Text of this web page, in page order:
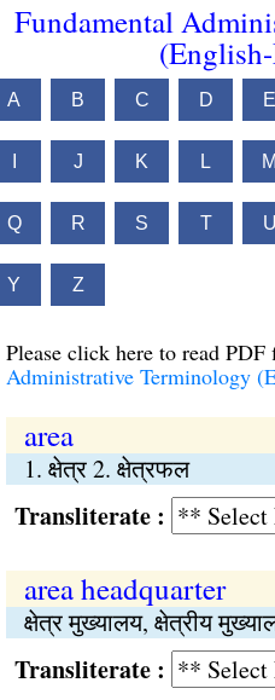
Fundamental
A B C D E
J K L M
Q R S T U
Y Z
Please click here to read PDF
Administrative Terminology
area
1. क्षेत्र 2. क्षेत्रफल
:
area headquarter
क्षेत्र मुख्यालय, क्षेत्रीय
: